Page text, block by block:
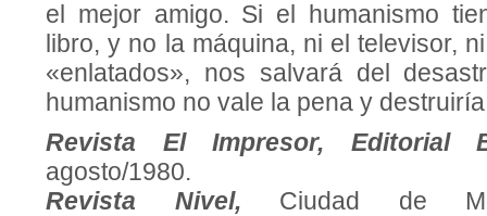
el mejor amigo. Si el humanismo
libro, y no la máquina, ni el televisor,
«enlatados», nos salvará del
humanismo no vale la pena y
Revista El Impresor, Editorial
agosto/1980.
Revista Nivel, Ciudad de